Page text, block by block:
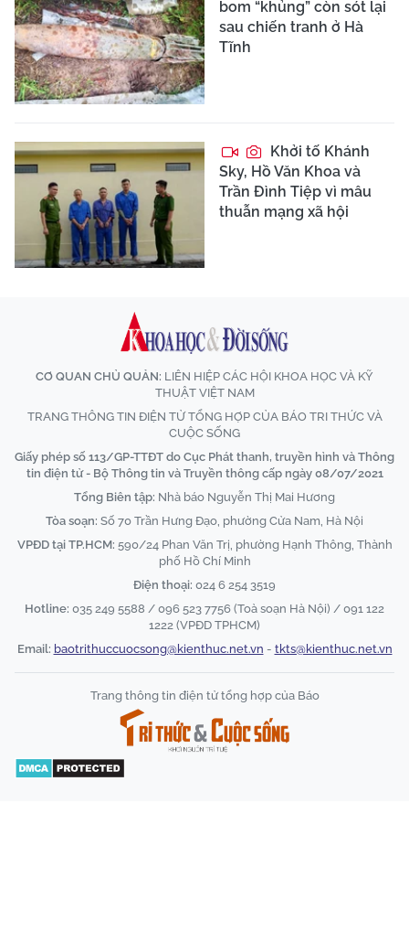
bom “khủng” còn sót lại
sau chiến tranh ở Hà
Tĩnh
Khởi tố Khánh
Sky, Hồ Văn Khoa và
Trần Đình Tiệp vì mâu
thuẫn mạng xã hội
CƠ QUAN CHỦ QUẢN: LIÊN HIỆP CÁC HỘI KHOA HỌC VÀ KỸ
THUẬT VIỆT NAM
TRANG THÔNG TIN ĐIỆN TỬ TỔNG HỢP CỦA BÁO TRI THỨC VÀ
CUỘC SỐNG
Giấy phép số 113/GP-TTĐT do Cục Phát thanh, truyền hình và Thông
tin điện tử - Bộ Thông tin và Truyền thông cấp ngày 08/07/2021
Tổng Biên tập: Nhà báo Nguyễn Thị Mai Hương
Tòa soạn: Số 70 Trần Hưng Đạo, phường Cửa Nam, Hà Nội
VPĐD tại TP.HCM: 590/24 Phan Văn Trị, phường Hạnh Thông, Thành
phố Hồ Chí Minh
Điện thoại: 024 6 254 3519
Hotline: 035 249 5588 / 096 523 7756 (Toà soạn Hà Nội) / 091 122
1222 (VPĐD TPHCM)
Email: baotrithuccuocsong@kienthuc.net.vn - tkts@kienthuc.net.vn
Trang thông tin điện tử tổng hợp của Báo